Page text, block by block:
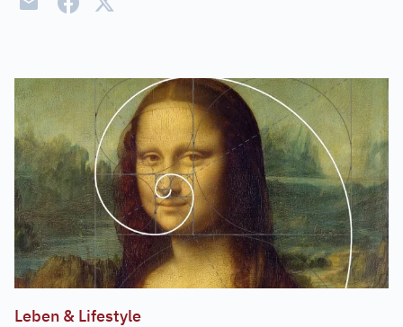
Leben & Lifestyle